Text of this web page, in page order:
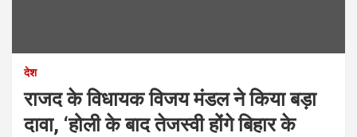
देश
राजद के विधायक विजय मंडल ने किया बड़ा
दावा, ‘होली के बाद तेजस्वी होंगे बिहार के